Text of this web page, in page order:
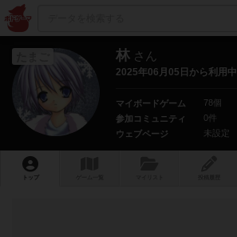
林 さん
2025年06月05日から利用中
マイボードゲーム
78個
参加コミュニティ
0件
ウェブページ
未設定
トップ